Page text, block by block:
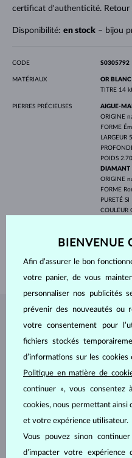
certificat d'authenticité. Retour
Disponibilité: en stock– bijou
CODE S0305792
MATÉRIAUX
OR BLANC
TITRE 14
PIERRES PRÉCIEUSES
AIGUE-
ORIGINE
FORME
LARGEUR
POIDS
DIAMANT
ORIGINE
FORME
PURETÉ SI
COULEUR
420.00 mm
POIDS 4.30 g
BIJOUX DE
BIENVENUE
Afin d’assurer le bon
votre panier, de vous
personnaliser nos publicités
prévenir des nouveautés ou
votre consentement pour
fichiers stockés
d’informations sur les
Politique en matière de
continuer », vous consentez
cookies, nous permettant
et votre expérience utilisateur.
Vous pouvez sinon
d’impacter votre expérience